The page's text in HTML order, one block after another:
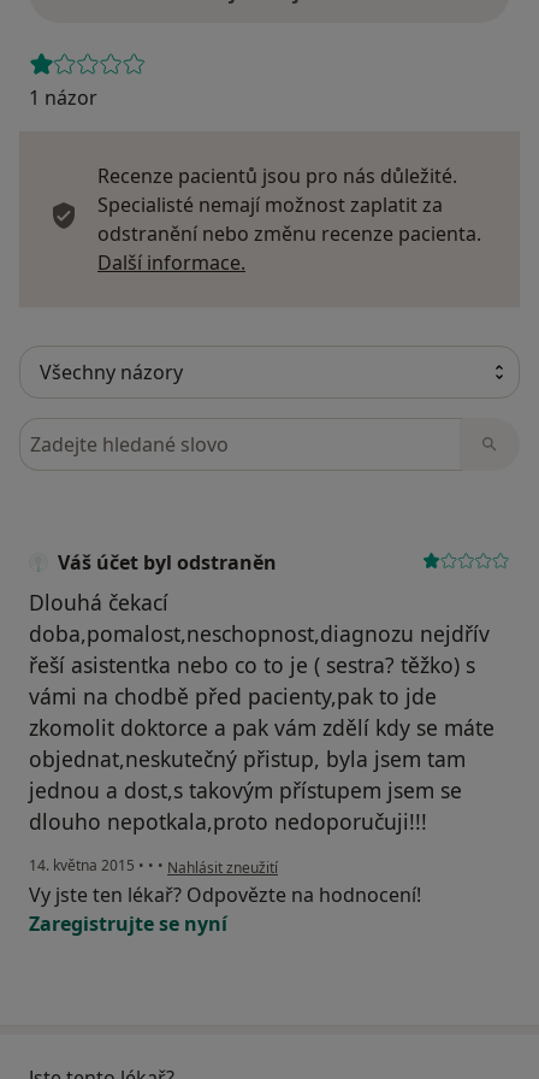
1 názor
Recenze pacientů jsou pro nás důležité.
Specialisté nemají možnost zaplatit za
odstranění nebo změnu recenze pacienta.
Další informace.
Hledejte v názorech
Váš účet byl odstraněn
Dlouhá čekací
doba,pomalost,neschopnost,diagnozu nejdřív
řeší asistentka nebo co to je ( sestra? těžko) s
vámi na chodbě před pacienty,pak to jde
zkomolit doktorce a pak vám zdělí kdy se máte
objednat,neskutečný přistup, byla jsem tam
jednou a dost,s takovým přístupem jsem se
dlouho nepotkala,proto nedoporučuji!!!
14. května 2015 • • • podle názoru uživatele Váš účet byl odstraněn
Nahlásit zneužití
Vy jste ten lékař? Odpovězte na hodnocení!
Zaregistrujte se nyní